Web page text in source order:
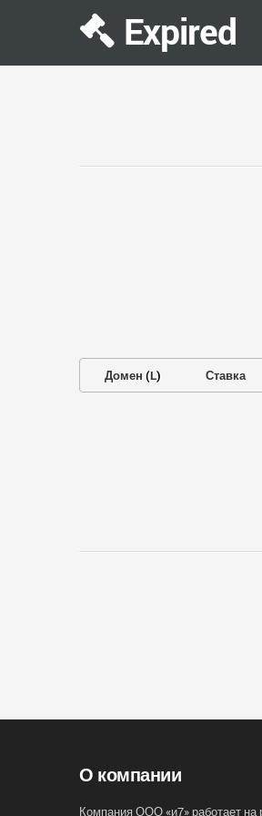
Expired
Домен (L) Ставка
О компании
Компания ООО «и7» работает на